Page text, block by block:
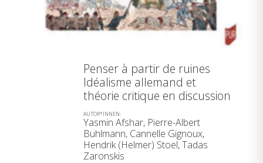
Penser à partir de ruines
Idéalisme allemand et
théorie critique en discussion
AUTOR*INNEN:
Yasmin Afshar, Pierre-Albert
Buhlmann, Cannelle Gignoux,
Hendrik (Helmer) Stoel, Tadas
Zaronskis